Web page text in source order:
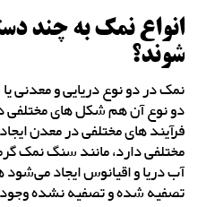
انواع نمک به چند
شوند؟
نمک در دو نوع دریایی و
دو نوع آن هم شکل های مختلفی
فرآیند های مختلفی در معدن
مختلفی دارد، مانند سنگ نمک
آب دریا و اقیانوس ایجاد می‌شود
تصفیه شده و تصفیه نشده